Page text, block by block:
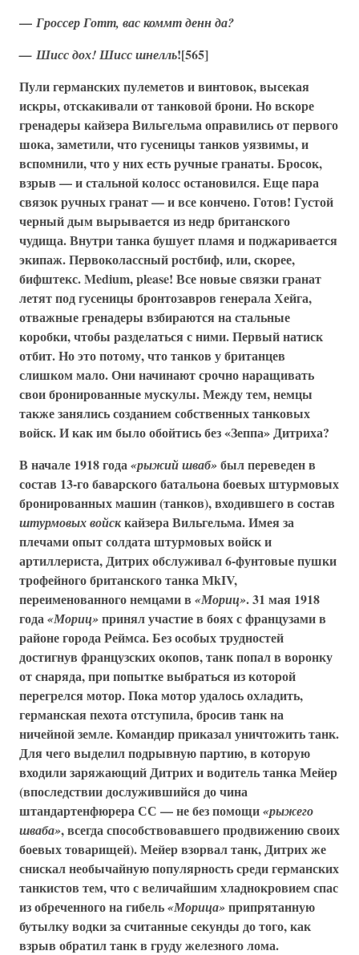
— Гроссер Готт, вас коммт денн да?
— Шисс дох! Шисс шнелль![565]
Пули германских пулеметов и винтовок, высекая
искры, отскакивали от танковой брони. Но вскоре
гренадеры кайзера Вильгельма оправились от первого
шока, заметили, что гусеницы танков уязвимы, и
вспомнили, что у них есть ручные гранаты. Бросок,
взрыв — и стальной колосс остановился. Еще пара
связок ручных гранат — и все кончено. Готов! Густой
черный дым вырывается из недр британского
чудища. Внутри танка бушует пламя и поджаривается
экипаж. Первоколассный ростбиф, или, скорее,
бифштекс. Medium, please! Все новые связки гранат
летят под гусеницы бронтозавров генерала Хейга,
отважные гренадеры взбираются на стальные
коробки, чтобы разделаться с ними. Первый натиск
отбит. Но это потому, что танков у британцев
слишком мало. Они начинают срочно наращивать
свои бронированные мускулы. Между тем, немцы
также занялись созданием собственных танковых
войск. И как им было обойтись без «Зеппа» Дитриха?
В начале 1918 года«рыжий шваб»был переведен в
состав 13-го баварского батальона боевых штурмовых
бронированных машин (танков),входившегов состав
штурмовых войсккайзера Вильгельма. Имея за
плечами опыт солдата штурмовых войск и
артиллериста, Дитрих обслуживал 6-фунтовые пушки
трофейного британского танкаМkIV,
переименованного немцами в «Мориц». 31 мая 1918
года«Мориц»принял участие в боях с французами в
районе города Реймса. Без особых трудностей
достигнув французских окопов, танк попал в воронку
от снаряда, при попытке выбраться из которой
перегрелся мотор. Пока мотор удалось охладить,
германская пехота отступила, бросив танк на
ничейной земле. Командир приказал уничтожить танк.
Для чего выделил подрывную партию, в которую
входили заряжающий Дитрих и водитель танка Мейер
(впоследствии дослужившийся до чина
штандартенфюрера СС — не без помощи«рыжего
шваба», всегда способствовавшего продвижению своих
боевых товарищей). Мейер взорвал танк, Дитрих же
снискал необычайную популярность среди германских
танкистов тем, что с величайшим хладнокровием спас
из обреченного на гибель«Морица»припрятанную
бутылку водки за считанные секунды до того, как
взрыв обратил танк в груду железного лома.